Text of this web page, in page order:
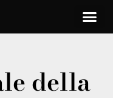
della